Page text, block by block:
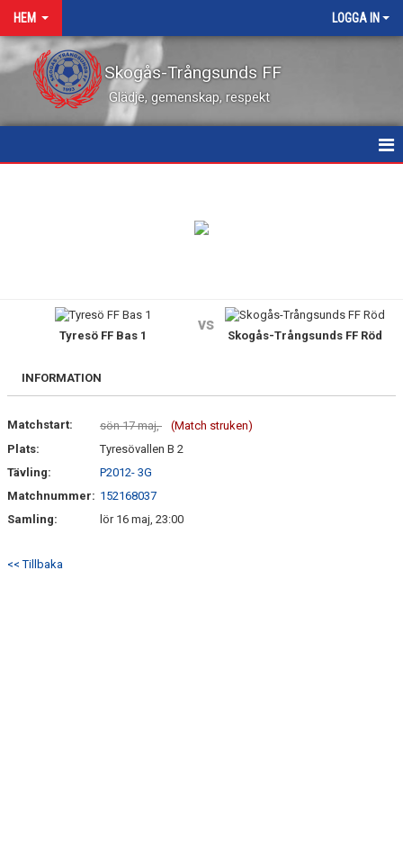
HEM LOGGA IN
Skogås-Trångsunds FF
Glädje, gemenskap, respekt
MATCHER
KONTAKT
FAQ
Tyresö FF Bas 1
vs
Skogås-Trångsunds FF Röd
INFORMATION
Matchstart: sön 17 maj,
(Match struken)
Plats:
Tyresövallen B 2
Tävling:
P2012- 3G
Matchnummer: 152168037
Samling:
lör 16 maj, 23:00
<< Tillbaka